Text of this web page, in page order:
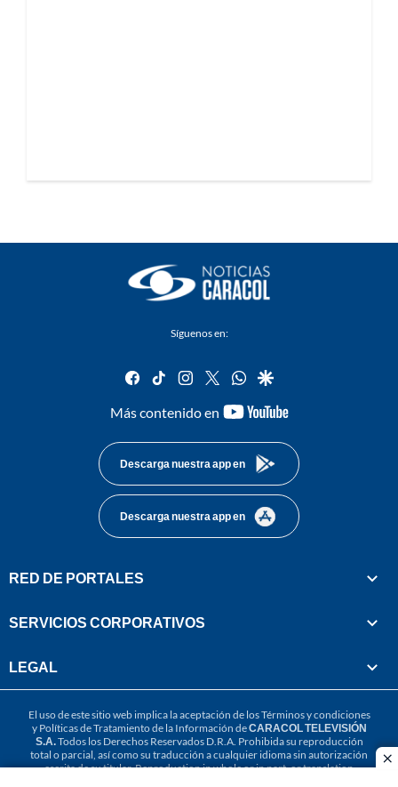
Síguenos en:
facebook
tiktok instagram
twitterwhatsapp
google
Más contenido en
youtube-
Descarga nuestra app en
Descarga nuestra app en
RED DE PORTALES
SERVICIOS CORPORATIVOS
LEGAL
El uso de este sitio web implica la aceptación de losTérminos y condiciones
y Políticas de Tratamiento de la Información deCARACOL TELEVISIÓN
S.A.Todos los Derechos Reservados D.R.A. Prohibida su reproducción
total o parcial, así como su traducción a cualquier idioma sin autorización
escrita de su titular. Reproduction in whole or in part, or translation